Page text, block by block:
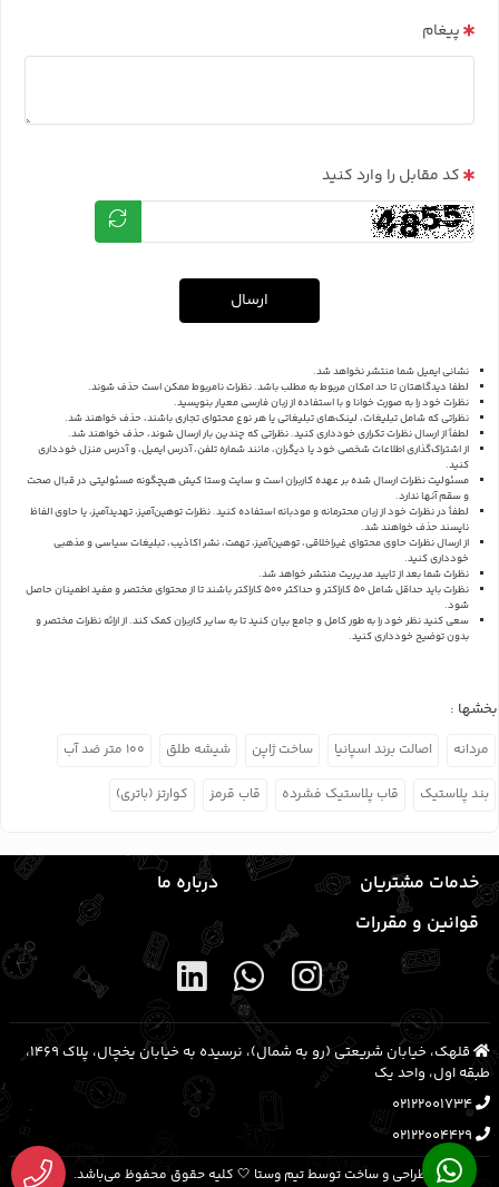
پیغام
کد مقابل را وارد کنید
ارسال
نشانی ایمیل شما منتشر نخواهد شد.
لطفا دیدگاهتان تا حد امکان مربوط به مطلب باشد. نظرات نامربوط ممکن است حذف شوند.
نظرات خود را به صورت خوانا و با استفاده از زبان فارسی معیار بنویسید.
نظراتی که شامل تبلیغات، لینک‌های تبلیغاتی یا هر نوع محتوای تجاری باشند، حذف خواهند شد.
لطفاً از ارسال نظرات تکراری خودداری کنید. نظراتی که چندین بار ارسال شوند، حذف خواهند شد.
از اشتراک‌گذاری اطلاعات شخصی خود یا دیگران، مانند شماره تلفن، آدرس ایمیل، و آدرس منزل خودداری
کنید.
مسئولیت نظرات ارسال شده بر عهده کاربران است و سایت وستا کیش هیچگونه مسئولیتی در قبال صحت
و سقم آنها ندارد.
لطفاً در نظرات خود از زبان محترمانه و مودبانه استفاده کنید. نظرات توهین‌آمیز، تهدیدآمیز، یا حاوی الفاظ
ناپسند حذف خواهند شد.
از ارسال نظرات حاوی محتوای غیراخلاقی، توهین‌آمیز، تهمت، نشر اکاذیب، تبلیغات سیاسی و مذهبی
خودداری کنید.
نظرات شما بعد از تایید مدیریت منتشر خواهد شد.
نظرات باید حداقل شامل 50 کاراکتر و حداکثر 500 کاراکتر باشند تا از محتوای مختصر و مفید اطمینان حاصل
شود.
سعی کنید نظر خود را به طور کامل و جامع بیان کنید تا به سایر کاربران کمک کند.از ارائه نظرات مختصر و
بدون توضیح خودداری کنید.
بخشها :
مردانه اصالت برند اسپانیا ساخت ژاپن شیشه طلق ۱۰۰ متر ضد آب
بند پلاستیک قاب پلاستیک فشرده قاب قرمز کوارتز (باتری)
خدمات مشتریان
درباره ما
قوانین و مقررات
قلهک، خیابان شریعتی (رو به شمال)، نرسیده به خیابان یخچال، پلاک ۱۴۶۹،
طبقه اول، واحد یک
02122001734
02122004429
طراحی و ساخت توسط تیم وستا 🤍 کلیه حقوق محفوظ می‌باشد.